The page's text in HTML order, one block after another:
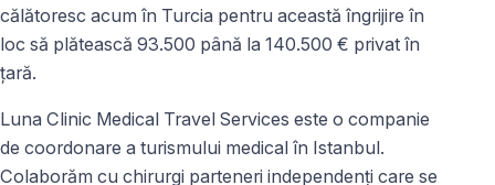
călătoresc acum în Turcia pentru această îngrijire în
loc să plătească 93.500 până la 140.500 € privat în
țară.
Luna Clinic Medical Travel Services este o companie
de coordonare a turismului medical în Istanbul.
Colaborăm cu chirurgi parteneri independenți care se